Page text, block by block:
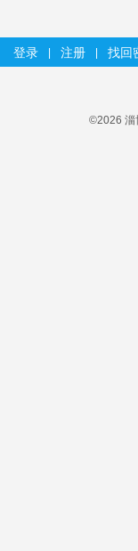
登录 注册 找回
©2026 淄